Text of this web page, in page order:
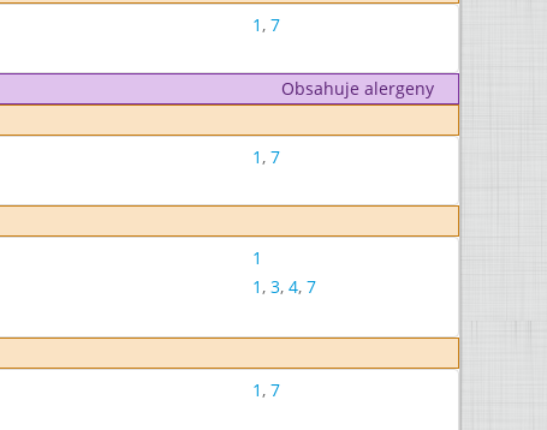
1, 7
Obsahuje alergeny
1, 7
1
1, 3, 4, 7
1, 7